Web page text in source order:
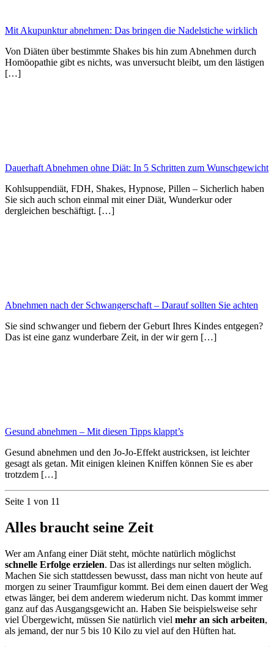
Mit Akupunktur abnehmen: Das bringen die Nadelstiche wirklich
Von Diäten über bestimmte Shakes bis hin zum Abnehmen durch
Homöopathie gibt es nichts, was unversucht bleibt, um den lästigen
[…]
Dauerhaft Abnehmen ohne Diät: In 5 Schritten zum Wunschgewicht
Kohlsuppendiät, FDH, Shakes, Hypnose, Pillen – Sicherlich haben
Sie sich auch schon einmal mit einer Diät, Wunderkur oder
dergleichen beschäftigt. […]
Abnehmen nach der Schwangerschaft – Darauf sollten Sie achten
Sie sind schwanger und fiebern der Geburt Ihres Kindes entgegen?
Das ist eine ganz wunderbare Zeit, in der wir gern […]
Gesund abnehmen – Mit diesen Tipps klappt’s
Gesund abnehmen und den Jo-Jo-Effekt austricksen, ist leichter
gesagt als getan. Mit einigen kleinen Kniffen können Sie es aber
trotzdem […]
Seite 1 von 11
Alles braucht seine Zeit
Wer am Anfang einer Diät steht, möchte natürlich möglichst
schnelle Erfolge erzielen. Das ist allerdings nur selten möglich.
Machen Sie sich stattdessen bewusst, dass man nicht von heute auf
morgen zu seiner Traumfigur kommt. Bei dem einen dauert der Weg
etwas länger, bei dem anderem wiederum nicht. Das kommt immer
ganz auf das Ausgangsgewicht an. Haben Sie beispielsweise sehr
viel Übergewicht, müssen Sie natürlich viel mehr an sich arbeiten,
als jemand, der nur 5 bis 10 Kilo zu viel auf den Hüften hat.